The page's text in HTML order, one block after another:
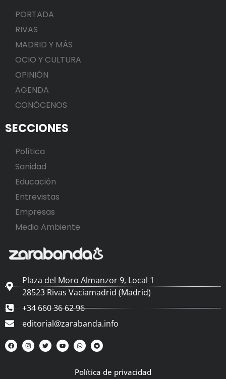
PORTADA
RIVAS
MADRID Y MÁS
OCIO Y CULTURA
OPINIÓN
AGENDA
CONÓCENOS
SECCIONES
Política
Sanidad
Educación
Entrevistas
Empresas
Medio Ambiente
Plaza del Moro Almanzor 9, Local 1
28523 Rivas Vaciamadrid (Madrid)
+34 660 36 62 96
editorial@zarabanda.info
Política de privacidad